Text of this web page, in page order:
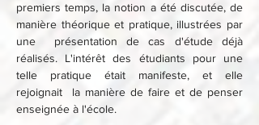
premiers temps, la notion a été discutée, de
manière théorique et pratique, illustrées par
une  présentation de cas d'étude déjà
réalisés. L'intérêt des étudiants pour une
telle pratique était manifeste, et elle
rejoignait  la manière de faire et de penser
enseignée à l'école.